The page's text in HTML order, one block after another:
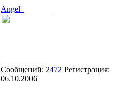
Angel_
Сообщений: 2472 Регистрация:
06.10.2006